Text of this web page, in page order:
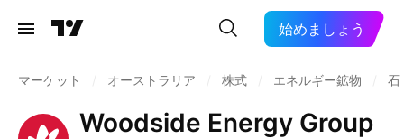
始めましょう
マーケット オーストラリア 株式 エネルギー鉱物 石
Woodside Energy Group